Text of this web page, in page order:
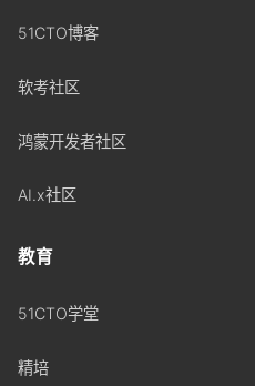
51CTO博客
软考社区
鸿蒙开发者社区
AI.x社区
教育
51CTO学堂
精培